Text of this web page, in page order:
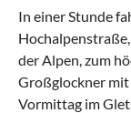
In einer Stunde
der Alpen, zum
Großglockner mit
Vormittag im